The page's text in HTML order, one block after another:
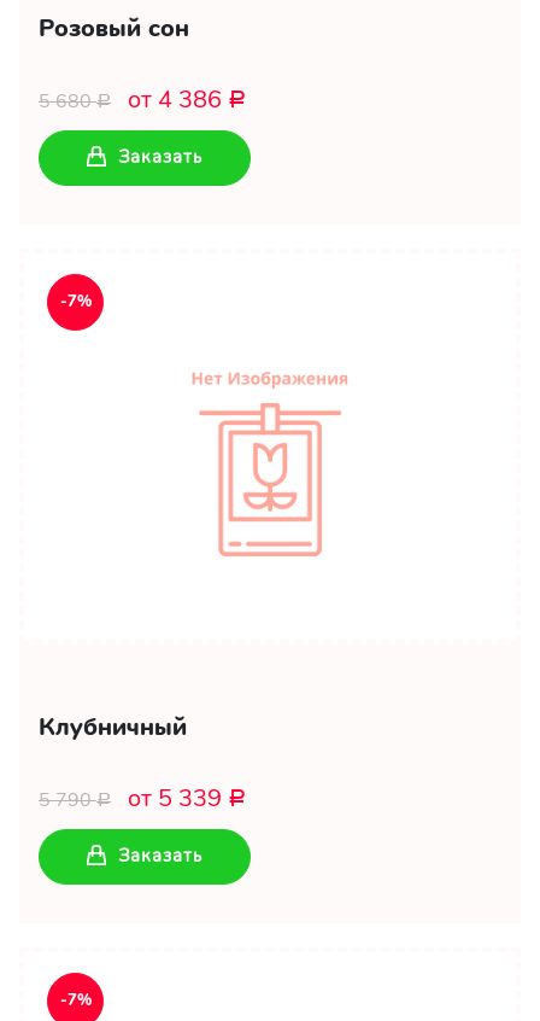
Розовый сон
5 680Р от 4 386 Р
Заказать
-7%
Клубничный
5 790Р от 5 339 Р
Заказать
-7%